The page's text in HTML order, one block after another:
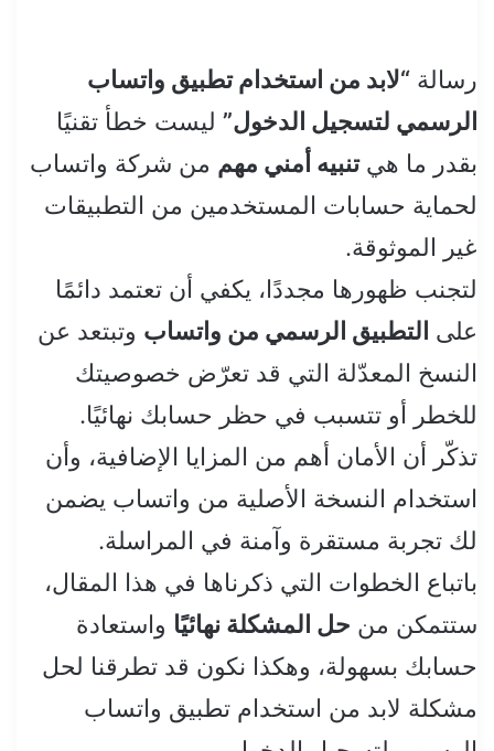
رسالة “لابد من استخدام تطبيق واتساب
الرسمي لتسجيل الدخول” ليست خطأ تقنيًا
بقدر ما هيتنبيه أمني مهم من شركة واتساب
لحماية حسابات المستخدمين من التطبيقات
غير الموثوقة.
لتجنب ظهورها مجددًا، يكفي أن تعتمد دائمًا
على التطبيق الرسمي من واتساب وتبتعد عن
النسخ المعدّلة التي قد تعرّض خصوصيتك
للخطر أو تتسبب في حظر حسابك نهائيًا.
تذكّر أن الأمان أهم من المزايا الإضافية، وأن
استخدام النسخة الأصلية من واتساب يضمن
لك تجربة مستقرة وآمنة في المراسلة.
باتباع الخطوات التي ذكرناها في هذا المقال،
ستتمكن من حل المشكلة نهائيًا واستعادة
حسابك بسهولة، وهكذا نكون قد تطرقنا لحل
مشكلة لابد من استخدام تطبيق واتساب